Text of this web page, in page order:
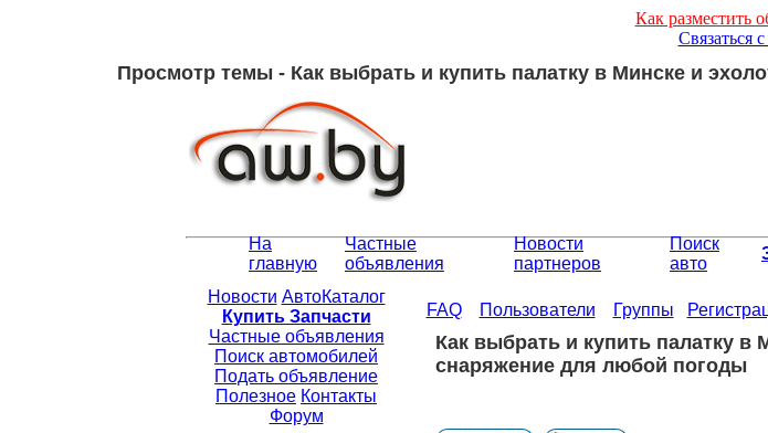
Как разместить
Связаться
Просмотр темы - Как выбрать и купить палатку в Минске и
На
главную
Частные
объявления
Новости
партнеров
Поиск
авто
Новости АвтоКаталог
Купить Запчасти
Частные объявления
Поиск автомобилей
Подать объявление
Полезное Контакты
Форум
FAQ Пользователи Группы
Как выбрать и купить палатку
снаряжение для любой погоды